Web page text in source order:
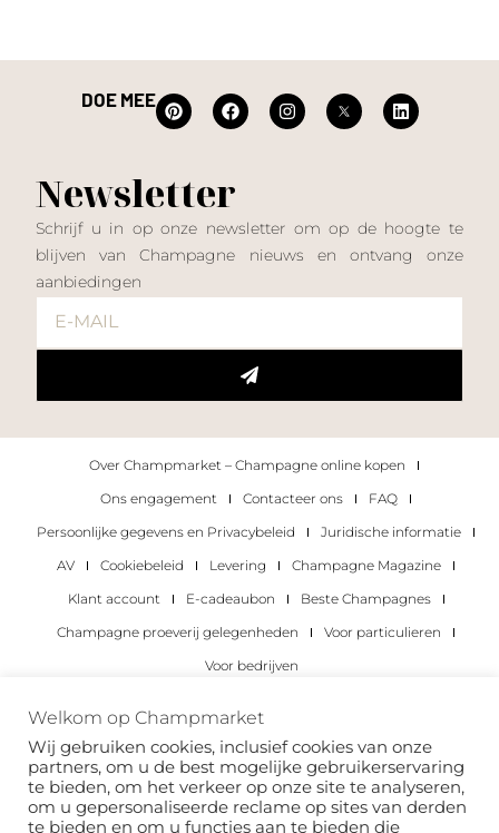
DOE MEE
Newsletter
Schrijf u in op onze newsletter om op de hoogte te
blijven van Champagne nieuws en ontvang onze
aanbiedingen
Over Champmarket – Champagne online kopen
Ons engagement
Contacteer ons
FAQ
Persoonlijke gegevens en Privacybeleid
Juridische informatie
AV
Cookiebeleid Levering
Champagne Magazine
Klant account
E-cadeaubon
Beste Champagnes
Champagne proeverij gelegenheden
Voor particulieren
Voor bedrijven
Copyright 2022 © alle rechten voorbehouden.
Welkom op Champmarket
Wij gebruiken cookies, inclusief cookies van onze
partners, om u de best mogelijke gebruikerservaring
te bieden, om het verkeer op onze site te analyseren,
om u gepersonaliseerde reclame op sites van derden
te bieden en om u functies aan te bieden die